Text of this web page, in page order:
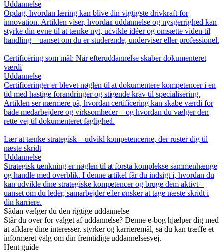
Uddannelse
Opdag, hvordan læring kan blive din vigtigste drivkraft for
innovation. Artiklen viser, hvordan uddannelse og nysgerrighed kan
styrke din evne til at tænke nyt, udvikle idéer og omsætte viden til
handling – uanset om du er studerende, underviser eller professionel.
Certificering som mål: Når efteruddannelse skaber dokumenteret
værdi
Uddannelse
Certificeringer er blevet nøglen til at dokumentere kompetencer i en
tid med hastige forandringer og stigende krav til specialisering.
Artiklen ser nærmere på, hvordan certificering kan skabe værdi for
både medarbejdere og virksomheder – og hvordan du vælger den
rette vej til dokumenteret faglighed.
Lær at tænke strategisk – udvikl kompetencerne, der ruster dig til
næste skridt
Uddannelse
Strategisk tænkning er nøglen til at forstå komplekse sammenhænge
og handle med overblik. I denne artikel får du indsigt i, hvordan du
kan udvikle dine strategiske kompetencer og bruge dem aktivt –
uanset om du leder, samarbejder eller ønsker at tage næste skridt i
din karriere.
Sådan vælger du den rigtige uddannelse
Står du over for valget af uddannelse? Denne e-bog hjælper dig med
at afklare dine interesser, styrker og karrieremål, så du kan træffe et
informeret valg om din fremtidige uddannelsesvej.
Hent guide